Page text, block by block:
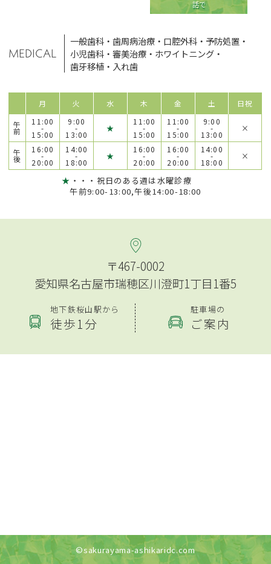
話で
MEDICAL
一般歯科 ・歯周病治療 ・ 口腔外科 ・ 予防処置 ・
小児歯科 ・審美治療 ・ ホワイトニング ・
歯牙移植 ・ 入れ歯
月 火 水 木 金 土 日祝
午
前
11:00
-
15:00
9:00
-
13:00
★
11:00
-
15:00
11:00
-
15:00
9:00
-
13:00
×
午
後
16:00
-
20:00
14:00
-
18:00
★
16:00
-
20:00
16:00
-
20:00
14:00
-
18:00
×
★ ・・・祝日のある週は水曜診療
午前9:00-13:00,午後14:00-18:00
〒467-0002
愛知県名古屋市瑞穂区川澄町1丁目1番5
地下鉄桜山駅から
徒歩1分
駐車場の
ご案内
©sakurayama-ashikaridc.com